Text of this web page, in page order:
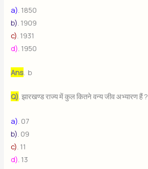
a) . 1850
b) . 1909
c) . 1931
d) . 1950
Ans. b
Q). झारखण्ड राज्य में कुल कितने वन्य जीव अभ्यारण हैं ?
a) . 07
b) . 09
c) . 11
d) . 13